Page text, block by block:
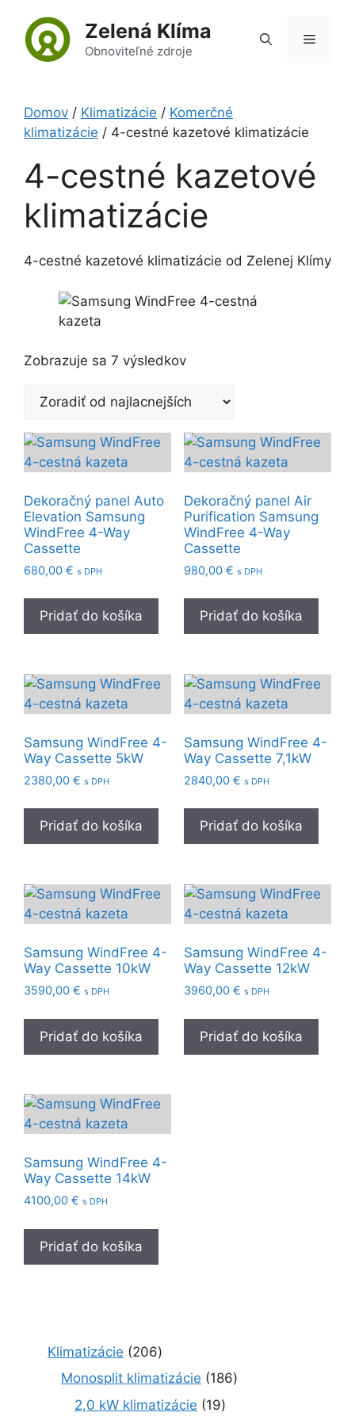
obsah
Zelená Klíma
Obnoviteľné zdroje
Menu
Domov / Klimatizácie / Komerčné
klimatizácie / 4-cestné kazetové klimatizácie
4-cestné kazetové
klimatizácie
4-cestné kazetové klimatizácie od Zelenej Klímy
Zobrazuje sa 7 výsledkovZoradené
ceny:
najnižšej
po
Dekoračný panel Auto
Elevation Samsung
WindFree 4-Way
Cassette
680,00 € s DPH
Pridať do košíka
Dekoračný panel Air
Purification Samsung
WindFree 4-Way
Cassette
980,00 € s DPH
Pridať do košíka
Samsung WindFree 4-
Way Cassette 5kW
2380,00 € s DPH
Pridať do košíka
Samsung WindFree 4-
Way Cassette 7,1kW
2840,00 € s DPH
Pridať do košíka
Samsung WindFree 4-
Way Cassette 10kW
3590,00 € s DPH
Pridať do košíka
Samsung WindFree 4-
Way Cassette 12kW
3960,00 € s DPH
Pridať do košíka
Samsung WindFree 4-
Way Cassette 14kW
4100,00 € s DPH
Pridať do košíka
Klimatizácie 2062
0
p
Monosplit klimatizácie 1861
2,0 kW klimatizácie 191